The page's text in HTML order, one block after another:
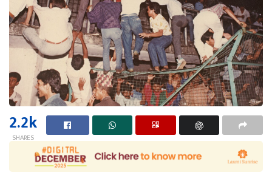
2.2k
SHARES